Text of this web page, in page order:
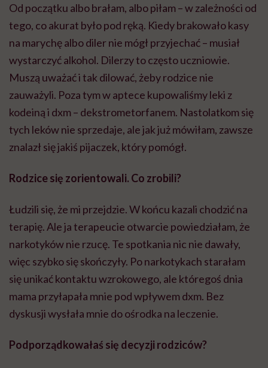
Od początku albo brałam, albo piłam – w zależności od
tego, co akurat było pod ręką. Kiedy brakowało kasy
na marychę albo diler nie mógł przyjechać – musiał
wystarczyć alkohol. Dilerzy to często uczniowie.
Muszą uważać i tak dilować, żeby rodzice nie
zauważyli. Poza tym w aptece kupowaliśmy leki z
kodeiną i dxm – dekstrometorfanem. Nastolatkom się
tych leków nie sprzedaje, ale jak już mówiłam, zawsze
znalazł się jakiś pijaczek, który pomógł.
Rodzice się zorientowali. Co zrobili?
Łudzili się, że mi przejdzie. W końcu kazali chodzić na
terapię. Ale ja terapeucie otwarcie powiedziałam, że
narkotyków nie rzucę. Te spotkania nic nie dawały,
więc szybko się skończyły. Po narkotykach starałam
się unikać kontaktu wzrokowego, ale któregoś dnia
mama przyłapała mnie pod wpływem dxm. Bez
dyskusji wysłała mnie do ośrodka na leczenie.
Podporządkowałaś się decyzji rodziców?